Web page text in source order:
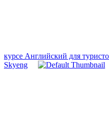
курсе Английский для
Skyeng